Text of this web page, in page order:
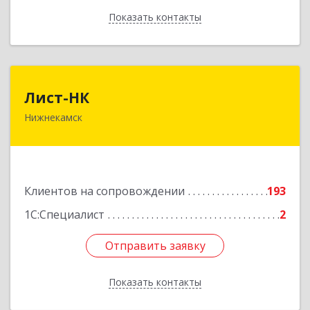
Показать контакты
Назад
Лист-НК
Нижнекамск
Клиентов на сопровождении
193
1С:Специалист
2
Отправить заявку
Показать контакты
423585, Татарстан Респ, Нижнекамский р-н,
Отправить заявку
Назад